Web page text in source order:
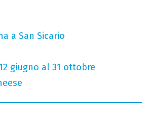
a San Sicario
giugno al 31 ottobre